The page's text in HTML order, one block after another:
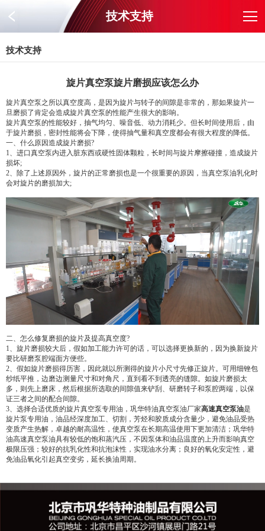
技术支持
技术支持
旋片真空泵旋片磨损应该怎么办
旋片真空泵之所以真空度高，是因为旋片与转子的间隙是非常的，那如果旋片一
旦磨损了肯定会造成旋片真空泵的性能产生很大的影响。
旋片真空泵的性能较好，抽气均匀、噪音低、动力消耗少。但长时间使用后，由
于旋片磨损，密封性能将会下降，使得抽气量和真空度都会有很大程度的降低。
一、什么原因造成旋片磨损?
1、进口真空泵内进入脏东西或硬性固体颗粒，长时间与旋片摩擦碰撞，造成旋片
损坏;
2、除了上述原因外，旋片的正常磨损也是一个很重要的原因，当真空泵油乳化时
会对旋片的磨损加大;
二、怎么修复磨损的旋片及提高真空度?
1、旋片磨损较大后，假如加工能力许可的话，可以选择更换新的，因为换新旋片
要比研磨泵腔端面方便些。
2、假如旋片磨损得历害，因此就以所测得的旋片小尺寸先修正旋片。可用细锉包
纱纸平推，边磨边测量尺寸和对角尺，直到看不到透亮的缝隙。如旋片磨损太
多，则先上磨床，然后根据所选取的间隙值来铲刮、研磨转子和泵腔两端，以保
证三者之间的配合间隙。
3、选择合适优质的旋片真空泵专用油，巩华特油真空泵油厂家高速真空泵油是
旋片泵专用油，油品经深度加工、切割，芳烃和胶质成分含量少，避免油品受热
变质产生热解，卓越的耐高温性，使真空泵在长期高温使用下更加清洁；巩华特
油高速真空泵油具有较低的饱和蒸汽压，不因泵体和油品温度的上升而影响真空
极限压强；较好的抗乳化性和抗泡沫性，实现油水分离；良好的氧化安定性，避
免油品氧化引起真空变劣，延长换油周期。